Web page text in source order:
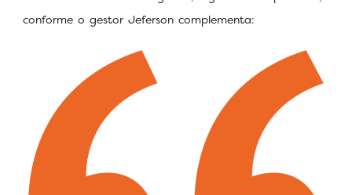
conforme o gestor Jeferson complementa: